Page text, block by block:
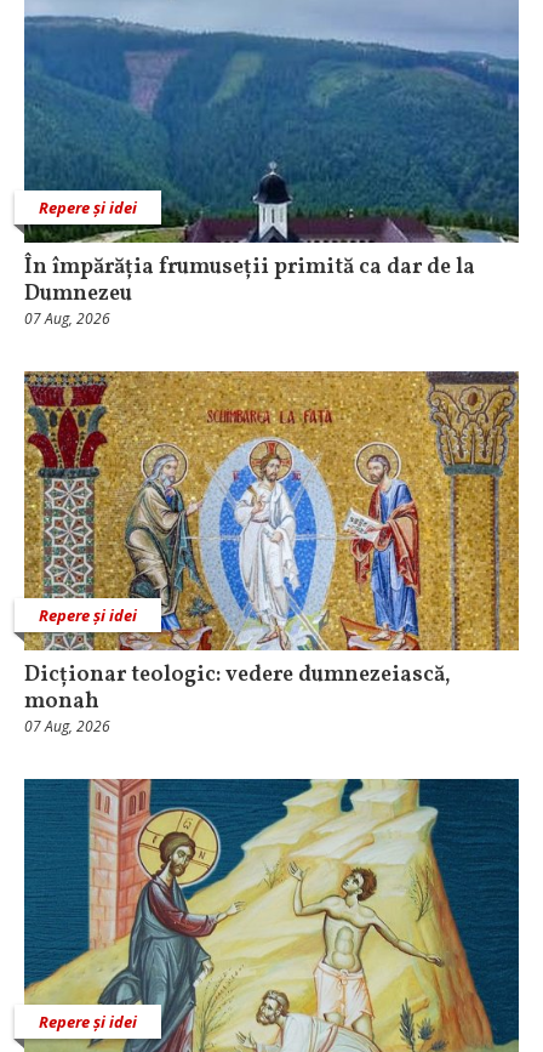
Repere și idei
În împărăția frumuseții primită ca dar de la
Dumnezeu
07 Aug, 2026
Repere și idei
Dicționar teologic: vedere dumnezeiască,
monah
07 Aug, 2026
Repere și idei